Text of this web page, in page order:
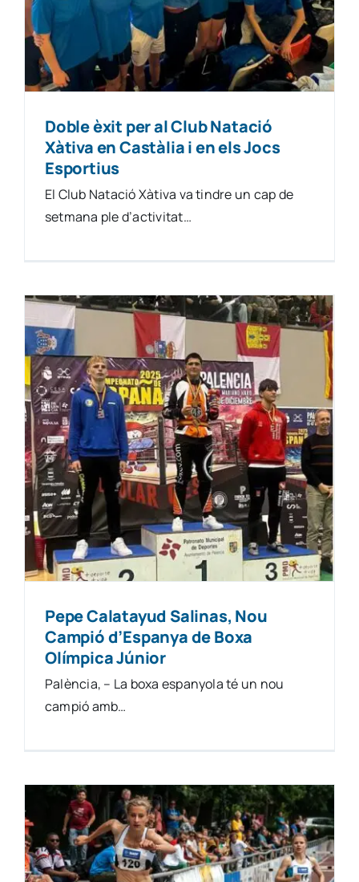
Doble èxit per al Club Natació
Xàtiva en Castàlia i en els Jocs
Esportius
El Club Natació Xàtiva va tindre un cap de
setmana ple d’activitat…
Pepe Calatayud Salinas, Nou
Campió d’Espanya de Boxa
Olímpica Júnior
Palència, – La boxa espanyola té un nou
campió amb…